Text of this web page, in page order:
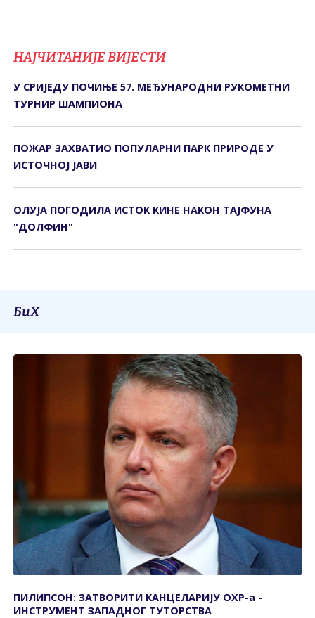
НАЈЧИТАНИЈЕ ВИЈЕСТИ
У СРИЈЕДУ ПОЧИЊЕ 57. МЕЂУНАРОДНИ РУКОМЕТНИ
ТУРНИР ШАМПИОНА
ПОЖАР ЗАХВАТИО ПОПУЛАРНИ ПАРК ПРИРОДЕ У
ИСТОЧНОЈ ЈАВИ
ОЛУЈА ПОГОДИЛА ИСТОК КИНЕ НАКОН ТАЈФУНА
"ДОЛФИН"
БиХ
ПИЛИПСОН: ЗАТВОРИТИ КАНЦЕЛАРИЈУ ОХР-а -
ИНСТРУМЕНТ ЗАПАДНОГ ТУТОРСТВА